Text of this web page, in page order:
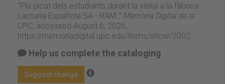
“Pla picat dels estudiants durant la visita a la fàbrica
Lactaria Española SA - RAM.,” Memòria Digital de la
UPC, accessed August 6, 2026,
https://memoriadigital.upc.edu/items/show/2002
Help us complete the cataloging
Suggest change